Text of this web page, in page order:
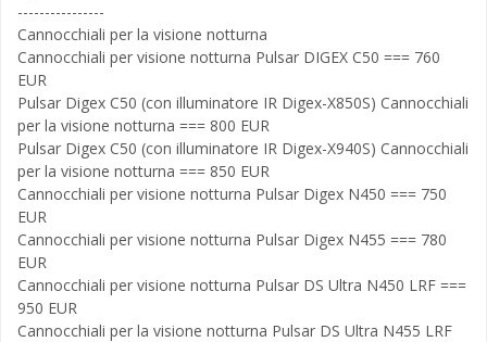
----------------
Cannocchiali per la visione notturna
Cannocchiali per visione notturna Pulsar DIGEX С50 === 760
EUR
Pulsar Digex C50 (con illuminatore IR Digex-X850S) Cannocchiali
per la visione notturna === 800 EUR
Pulsar Digex C50 (con illuminatore IR Digex-X940S) Cannocchiali
per la visione notturna === 850 EUR
Cannocchiali per visione notturna Pulsar Digex N450 === 750
EUR
Cannocchiali per visione notturna Pulsar Digex N455 === 780
EUR
Cannocchiali per visione notturna Pulsar DS Ultra N450 LRF ===
950 EUR
Cannocchiali per la visione notturna Pulsar DS Ultra N455 LRF